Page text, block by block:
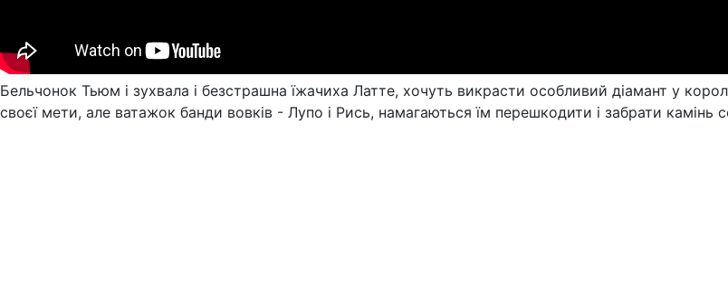
Бельчонок Тьюм і зухвала і безстрашна їжачиха Латте, хочуть викрасти особливий діамант у
своєї мети, але ватажок банди вовків - Лупо і Рись, намагаються їм перешкодити і забрати камінь